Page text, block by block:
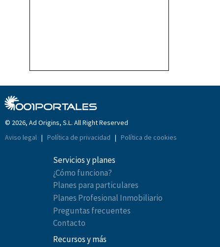
© 2026, Ad Origins, S.L. All Right Reserved
Aviso legal | Política de privacidad | Política de cookies
Servicios y planes
¿Cómo funciona?
Planes para particulares
Planes Profesional Inmobiliario
Preguntas frecuentes
Contacto
Recursos y más